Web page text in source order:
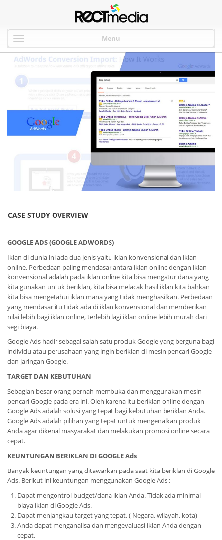
Menu
CASE STUDY OVERVIEW
GOOGLE ADS (GOOGLE ADWORDS)
Iklan di dunia ini ada dua jenis yaitu iklan konvensional dan iklan
online. Perbedaan paling mendasar antara iklan online dengan iklan
konvensional adalah pada iklan online kita bisa mengatur dana yang
kita gunakan untuk beriklan, kita bisa melacak hasil iklan kita bahkan
kita bisa mengetahui iklan mana yang tidak menghasilkan. Perbedaan
yang mendasar itu tidak ada di iklan konvensional dan memberikan
nilai lebih bagi iklan online, terlebih lagi iklan online lebih murah dari
segi biaya.
Google Ads hadir sebagai salah satu produk Google yang berguna bagi
individu atau perusahaan yang ingin beriklan di mesin pencari Google
dan jaringan Google.
TARGET DAN KEBUTUHAN
Sebagian besar orang pernah membuka dan menggunakan mesin
pencari Google pada era ini. Oleh karena itu beriklan online dengan
Google Ads adalah solusi yang tepat bagi kebutuhan beriklan Anda.
Google Ads adalah pilihan yang tepat untuk mengenalkan produk
Anda agar dikenal masyarakat dan melakukan promosi online secara
cepat.
KEUNTUNGAN BERIKLAN DI GOOGLE Ads
Banyak keuntungan yang ditawarkan pada saat kita beriklan di Google
Ads. Berikut ini keuntungan menggunakan Google Ads :
Dapat mengontrol budget/dana iklan Anda. Tidak ada minimal
biaya iklan di Google Ads.
Dapat menjangkau target yang tepat. ( Negara, wilayah, kota)
Anda dapat menganalisa dan mengevaluasi iklan Anda dengan
cepat.